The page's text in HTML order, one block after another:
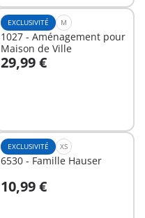
EXCLUSIVITÉ M
1027 - Aménagement pour
Maison de Ville
29,99 €
Au panier
EXCLUSIVITÉ XS
6530 - Famille Hauser
10,99 €
Au panier